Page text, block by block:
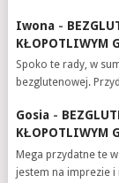
Iwona-
KŁOPOTLIWYM
Spoko te rady, w
bezglutenowej.
Gosia-
KŁOPOTLIWYM
Mega przydatne te
jestem na imprezie i